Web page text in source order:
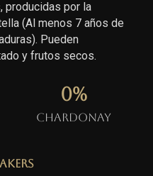
producidas por la
(Al menos 7 años de
Pueden
y frutos secos.
Chardonay
0%